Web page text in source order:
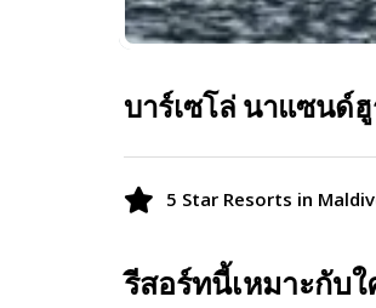
บาร์เซโล่ นาแซนด์
5 Star Resorts in
รีสอร์ทนี้เหมาะกับใ